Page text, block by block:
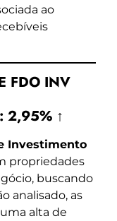
ao
FDO INV
2,95% ↑
Investimento
propriedades
buscando
analisado, as
alta de